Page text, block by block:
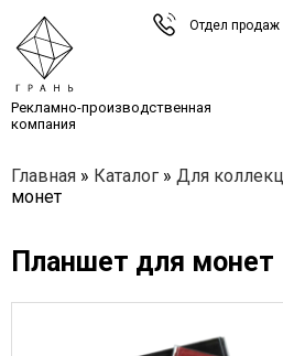
Отдел продаж
Рекламно-производственная
компания
Главная » Каталог » Для
монет
Планшет для монет